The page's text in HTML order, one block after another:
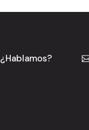
¿Hablamos?